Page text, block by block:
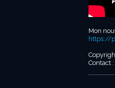
Mon
https://
Contact